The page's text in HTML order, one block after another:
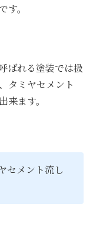
。
ばれる塗装では扱
タミヤセメント
来ます。
セメント流し